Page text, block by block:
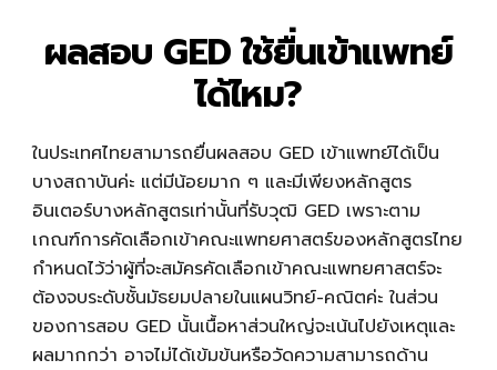
ผลสอบ GED ใช้ยื่นเข้าแพทย์
ได้ไหม?
ในประเทศไทยสามารถยื่นผลสอบ GED เข้าแพทย์ได้เป็น
บางสถาบันค่ะ แต่มีน้อยมาก ๆ และมีเพียงหลักสูตร
อินเตอร์บางหลักสูตรเท่านั้นที่รับวุฒิ GED เพราะตาม
เกณฑ์การคัดเลือกเข้าคณะแพทยศาสตร์ของหลักสูตรไทย
กำหนดไว้ว่าผู้ที่จะสมัครคัดเลือกเข้าคณะแพทยศาสตร์จะ
ต้องจบระดับชั้นมัธยมปลายในแผนวิทย์-คณิตค่ะ ในส่วน
ของการสอบ GED นั้นเนื้อหาส่วนใหญ่จะเน้นไปยังเหตุและ
ผลมากกว่า อาจไม่ได้เข้มข้นหรือวัดความสามารถด้าน